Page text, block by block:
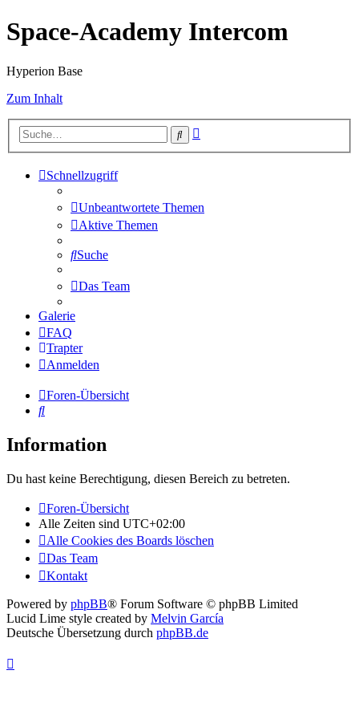
Space-Academy Intercom
Hyperion Base
Zum Inhalt
Suche
Schnellzugriff
Unbeantwortete Themen
Aktive Themen
Suche
Das Team
Galerie
FAQ
Trapter
Anmelden
Foren-Übersicht
Suche
Information
Du hast keine Berechtigung, diesen Bereich zu betreten.
Foren-Übersicht
Alle Zeiten sind UTC+02:00
Alle Cookies des Boards löschen
Das Team
Kontakt
Powered by phpBB® Forum Software © phpBB Limited
Lucid Lime style created by Melvin García
Deutsche Übersetzung durch phpBB.de